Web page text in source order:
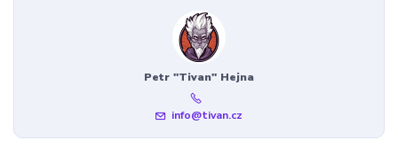
Petr "Tivan" Hejna
info@tivan.cz